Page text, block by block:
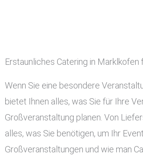
Erstaunliches Catering in Marklkofen
Wenn Sie eine besondere
bietet Ihnen alles, was Sie für Ihre
Großveranstaltung planen. Von
alles, was Sie benötigen, um Ihr
Großveranstaltungen und wie man